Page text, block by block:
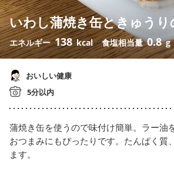
いわし蒲焼き缶ときゅう
エネルギー138 kcal 食塩相当量0.8 g
おいしい健康
5分以内
蒲焼き缶を使うので味付け簡単。ラー油
おつまみにもぴったりです。たんぱく質
ます。